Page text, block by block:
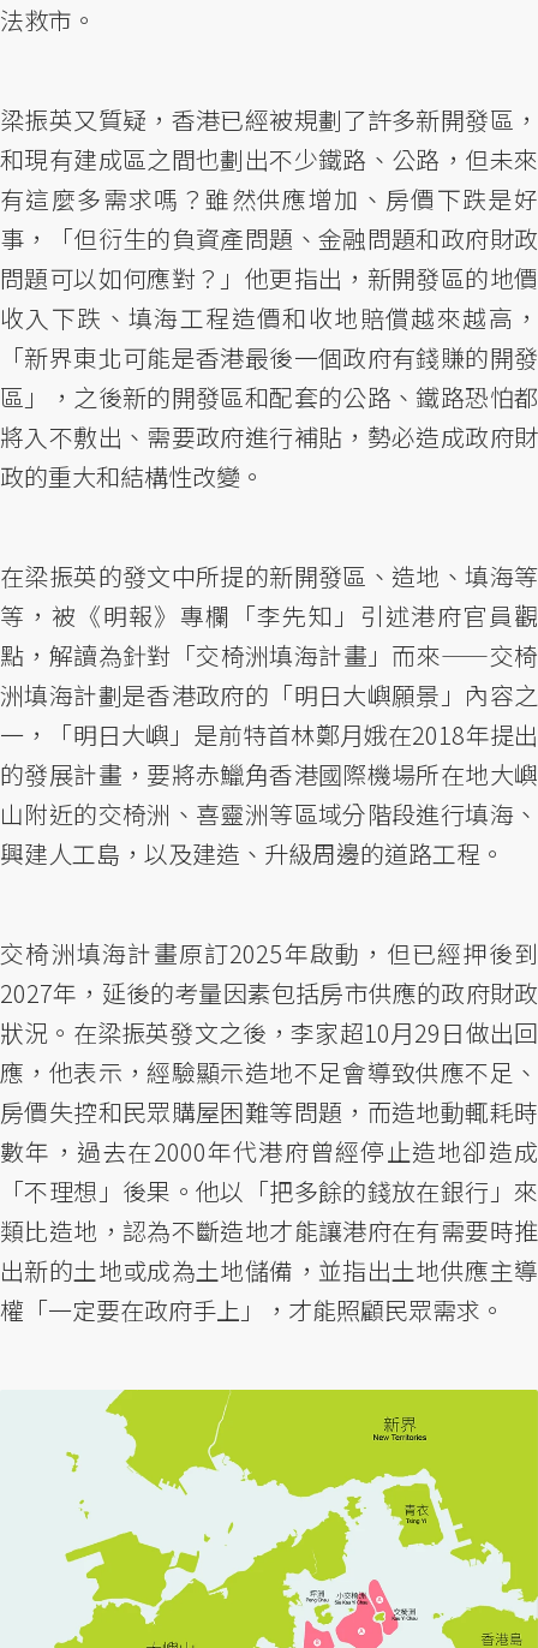
法救市。
梁振英又質疑，香港已經被規劃了許多新開發區，
和現有建成區之間也劃出不少鐵路、公路，但未來
有這麼多需求嗎？雖然供應增加、房價下跌是好
事，「但衍生的負資產問題、金融問題和政府財政
問題可以如何應對？」他更指出，新開發區的地價
收入下跌、填海工程造價和收地賠償越來越高，
「新界東北可能是香港最後一個政府有錢賺的開發
區」，之後新的開發區和配套的公路、鐵路恐怕都
將入不敷出、需要政府進行補貼，勢必造成政府財
政的重大和結構性改變。
在梁振英的發文中所提的新開發區、造地、填海等
等，被《明報》專欄「李先知」引述港府官員觀
點，解讀為針對「交椅洲填海計畫」而來——交椅
洲填海計劃是香港政府的「明日大嶼願景」內容之
一，「明日大嶼」是前特首林鄭月娥在2018年提出
的發展計畫，要將赤鱲角香港國際機場所在地大嶼
山附近的交椅洲、喜靈洲等區域分階段進行填海、
興建人工島，以及建造、升級周邊的道路工程。
交椅洲填海計畫原訂2025年啟動，但已經押後到
2027年，延後的考量因素包括房市供應的政府財政
狀況。在梁振英發文之後，李家超10月29日做出回
應，他表示，經驗顯示造地不足會導致供應不足、
房價失控和民眾購屋困難等問題，而造地動輒耗時
數年，過去在2000年代港府曾經停止造地卻造成
「不理想」後果。他以「把多餘的錢放在銀行」來
類比造地，認為不斷造地才能讓港府在有需要時推
出新的土地或成為土地儲備，並指出土地供應主導
權「一定要在政府手上」，才能照顧民眾需求。